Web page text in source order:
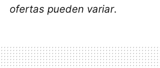
ofertas pueden variar.